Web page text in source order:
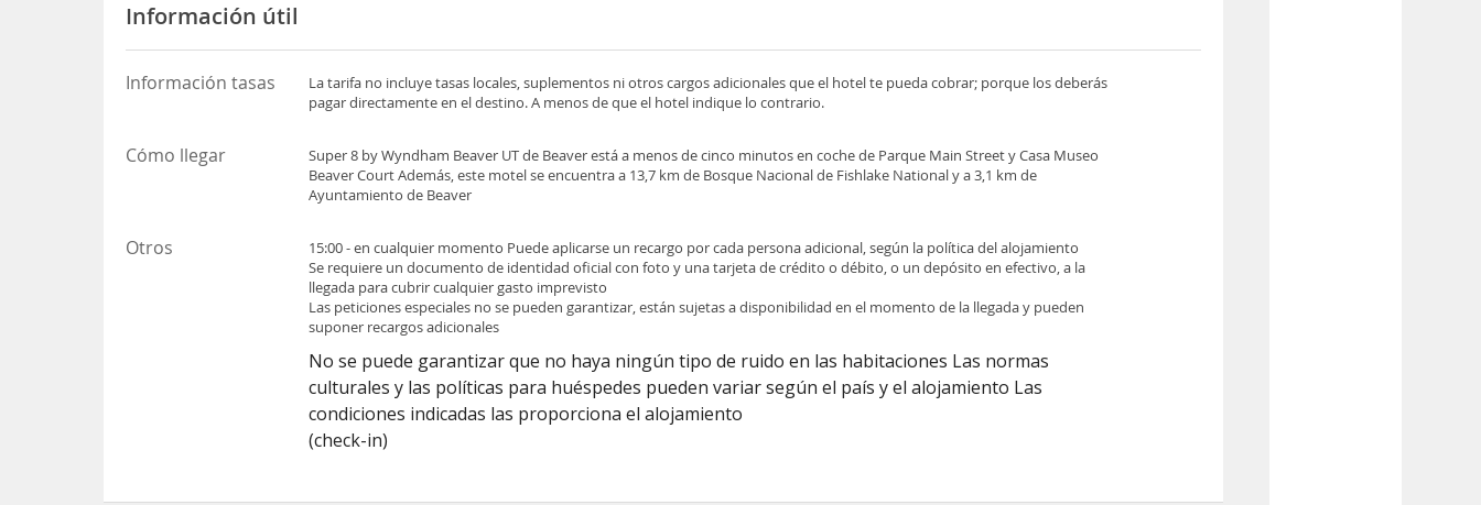
Información útil
Información tasas
La tarifa no incluye tasas locales, suplementos ni otros cargos adicionales que el hotel te pueda cobrar; porque los deberás
pagar directamente en el destino. A menos de que el hotel indique lo contrario.
Cómo llegar
Super 8 by Wyndham Beaver UT de Beaver está a menos de cinco minutos en coche de Parque Main Street y Casa Museo
Beaver Court Además, este motel se encuentra a 13,7 km de Bosque Nacional de Fishlake National y a 3,1 km de
Ayuntamiento de Beaver
Otros
15:00 - en cualquier momento Puede aplicarse un recargo por cada persona adicional, según la política del alojamiento
Se requiere un documento de identidad oficial con foto y una tarjeta de crédito o débito, o un depósito en efectivo, a la
llegada para cubrir cualquier gasto imprevisto
Las peticiones especiales no se pueden garantizar, están sujetas a disponibilidad en el momento de la llegada y pueden
suponer recargos adicionales
No se puede garantizar que no haya ningún tipo de ruido en las habitaciones Las normas
culturales y las políticas para huéspedes pueden variar según el país y el alojamiento Las
condiciones indicadas las proporciona el alojamiento
(check-in)